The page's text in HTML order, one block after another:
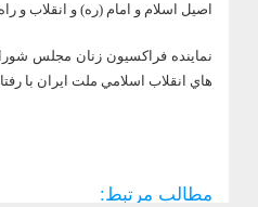
اصيل اسلام و امام (ره) و انقلاب و
نماينده فراكسيون زنان مجلس
هاي انقلاب اسلامي ملت ايران با
مطالب مرتبط: